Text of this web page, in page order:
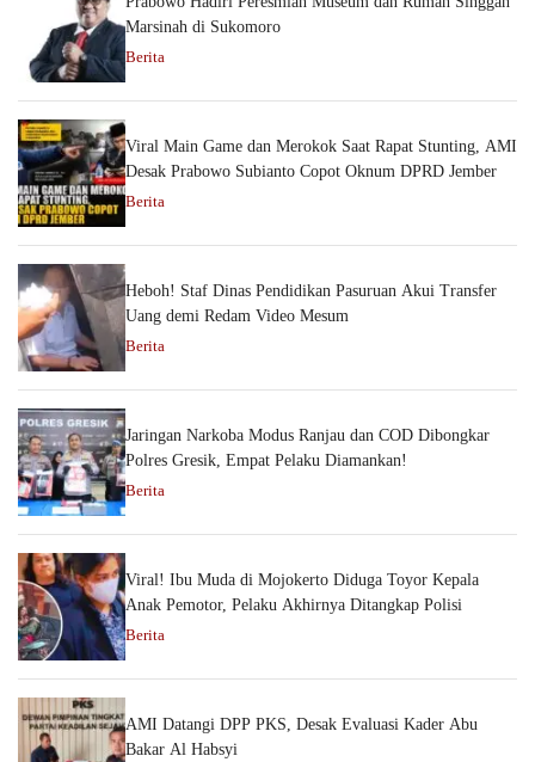
Marsinah di Sukomoro
Berita
Viral Main Game dan Merokok Saat Rapat Stunting, AMI
Desak Prabowo Subianto Copot Oknum DPRD Jember
Berita
Heboh! Staf Dinas Pendidikan Pasuruan Akui Transfer
Uang demi Redam Video Mesum
Berita
Jaringan Narkoba Modus Ranjau dan COD Dibongkar
Polres Gresik, Empat Pelaku Diamankan!
Berita
Viral! Ibu Muda di Mojokerto Diduga Toyor Kepala
Anak Pemotor, Pelaku Akhirnya Ditangkap Polisi
Berita
AMI Datangi DPP PKS, Desak Evaluasi Kader Abu
Bakar Al Habsyi